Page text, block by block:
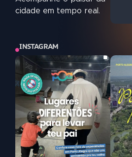
cidade em tempo real.
INSTAGRAM